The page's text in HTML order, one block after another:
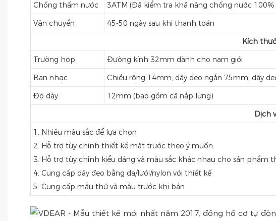
Chống thấm nước
3ATM (Đã kiểm tra khả năng chống nước
Vận chuyển
45-50 ngày sau khi thanh toán
Kích
Trường hợp
Đường kính 32mm dành cho nam giới
Ban nhạc
Chiều rộng 14mm, dây đeo ngắn 75mm, dây
Độ dày
12mm (bao gồm cả nắp lưng)
Dịch
1. Nhiều màu sắc để lựa chọn
2. Hỗ trợ tùy chỉnh thiết kế mặt trước theo ý muốn.
3. Hỗ trợ tùy chỉnh kiểu dáng và màu sắc khác nhau cho sản phẩm
4. Cung cấp dây đeo bằng da/lưới/nylon với thiết kế
5. Cung cấp mẫu thử và mẫu trước khi bán